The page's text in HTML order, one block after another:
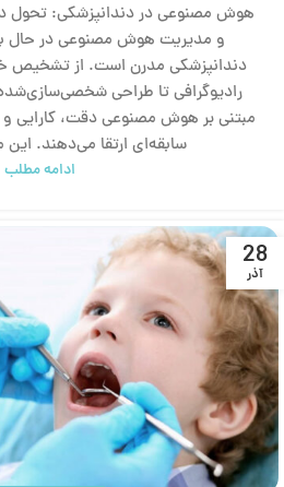
هوش مصنوعی در دندانپزشکی: تحول
و مدیریت هوش مصنوعی در حال
دندانپزشکی مدرن است. از تشخیص
رادیوگرافی تا طراحی
مبتنی بر هوش مصنوعی دقت، کارایی و
سابقه‌ای ارتقا می‌دهند. این
ادامه مطلب
28
آذر